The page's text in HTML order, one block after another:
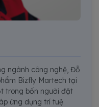
ngành công nghệ, Đỗ
Bizfly Martech tại
trong bốn người đặt
ứng dụng trí tuệ